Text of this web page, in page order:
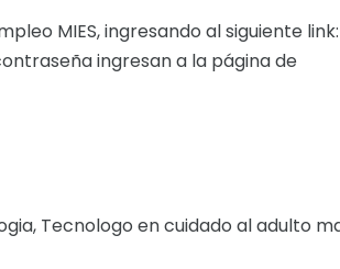
MIES, ingresando al siguiente link:
ingresan a la página de
Tecnologo en cuidado al adulto